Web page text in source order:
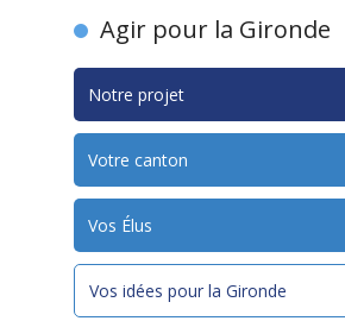
Agir pour la Gironde
Notre projet
Votre canton
Vos Élus
Vos idées pour la Gironde